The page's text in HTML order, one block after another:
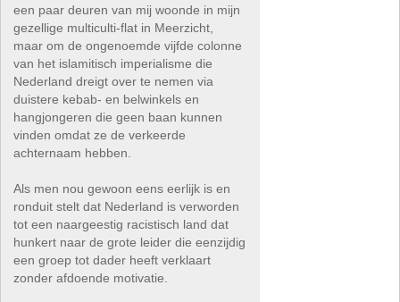
een paar deuren van mij woonde in mijn
gezellige multiculti-flat in Meerzicht,
maar om de ongenoemde vijfde colonne
van het islamitisch imperialisme die
Nederland dreigt over te nemen via
duistere kebab- en belwinkels en
hangjongeren die geen baan kunnen
vinden omdat ze de verkeerde
achternaam hebben.
Als men nou gewoon eens eerlijk is en
ronduit stelt dat Nederland is verworden
tot een naargeestig racistisch land dat
hunkert naar de grote leider die eenzijdig
een groep tot dader heeft verklaart
zonder afdoende motivatie.